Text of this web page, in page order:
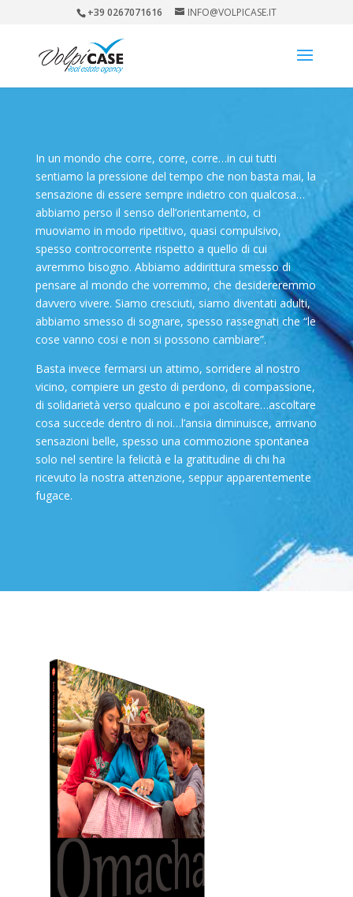
+39 0267071616 INFO@VOLPICASE.IT
In un mondo che corre, corre, corre…in cui tutti
sentiamo la pressione del tempo che non basta mai, la
sensazione di essere sempre indietro con qualcosa…
abbiamo perso il senso dell’orientamento, ci
muoviamo in modo ripetitivo, quasi compulsivo,
spesso controcorrente rispetto a quello di cui
avremmo bisogno. Abbiamo addirittura smesso di
pensare al mondo che vorremmo, che desidereremmo
davvero vivere. Siamo cresciuti, siamo diventati adulti,
abbiamo smesso di sognare, spesso rassegnati che “le
cose vanno cosi e non si possono cambiare”.
Basta invece fermarsi un attimo, sorridere al nostro
vicino, compiere un gesto di perdono, di compassione,
di solidarietà verso qualcuno e poi ascoltare…ascoltare
cosa succede dentro di noi…l’ansia diminuisce, arrivano
sensazioni belle, spesso una commozione spontanea
solo nel sentire la felicità e la gratitudine di chi ha
ricevuto la nostra attenzione, seppur apparentemente
fugace.